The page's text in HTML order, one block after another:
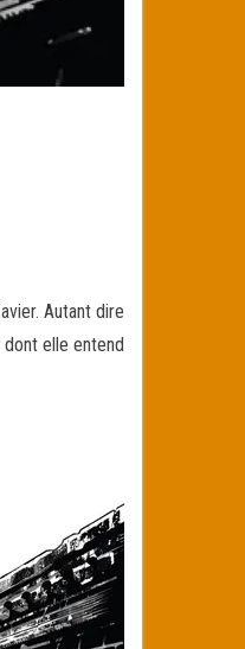
Autant dire
dont elle entend